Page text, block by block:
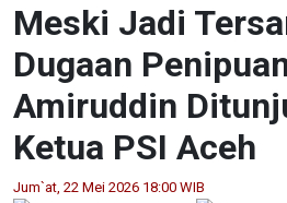
Meski Jadi
Dugaan
Amiruddin
Ketua PSI Aceh
Jum`at, 22 Mei 2026 18:00 WIB